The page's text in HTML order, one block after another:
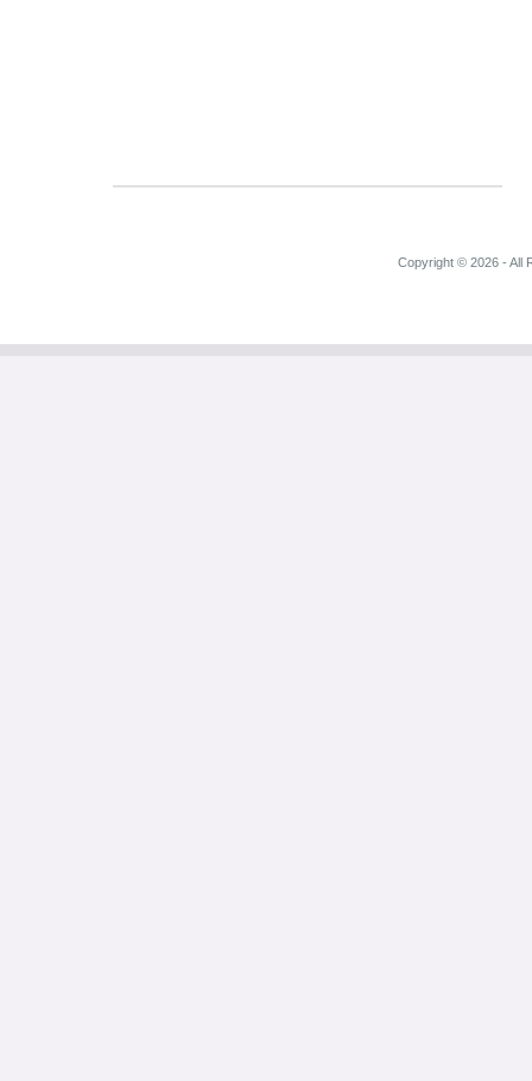
Copyright © 2026 - All